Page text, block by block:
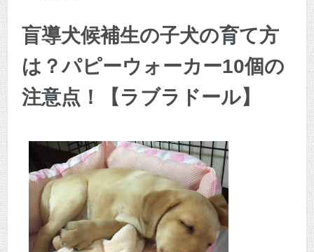
盲導犬候補生の子犬の育て方
は？パピーウォーカー10個の
注意点！【ラブラドール】